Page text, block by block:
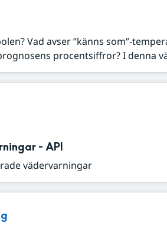
Vad avser ”känns som”-
procentsiffror? I denna
- API
vädervarningar